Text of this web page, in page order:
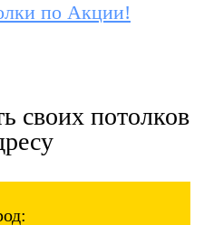
по Акции!
своих потолков